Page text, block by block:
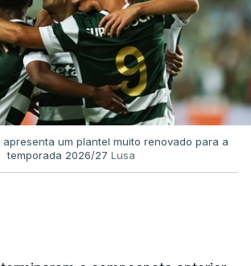
apresenta um plantel muito renovado para a
temporada 2026/27 Lusa